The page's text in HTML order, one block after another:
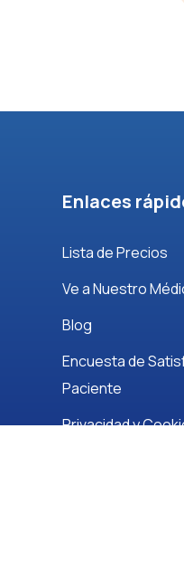
Enlaces
Lista de Precios
Ve a Nuestro
Blog
Encuesta de
Paciente
Privacidad y